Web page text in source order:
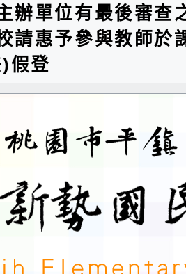
辦單位有最後審查
請惠予參與教師於
假登